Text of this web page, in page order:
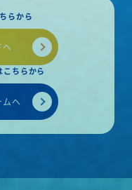
らから
へ
こちらから
ムへ